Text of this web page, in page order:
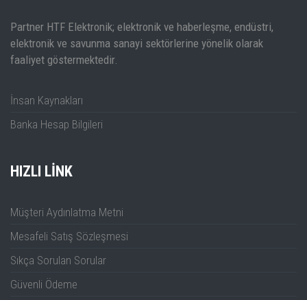
Standartlar:
SM1500 Kullanım Kılavuzu
Partner HTF Elektronik; elektronik ve haberleşme, endüstri,
elektronik ve savunma sanayi sektörlerine yönelik olarak
faaliyet göstermektedir.
İnsan Kaynakları
Banka Hesap Bilgileri
HIZLI LINK
Müşteri Aydınlatma Metni
Mesafeli Satış Sözleşmesi
Sıkça Sorulan Sorular
Güvenli Ödeme